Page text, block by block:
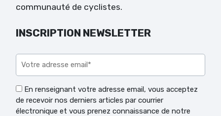
communauté de cyclistes.
INSCRIPTION NEWSLETTER
En renseignant votre adresse email, vous acceptez
de recevoir nos derniers articles par courrier
électronique et vous prenez connaissance de notre